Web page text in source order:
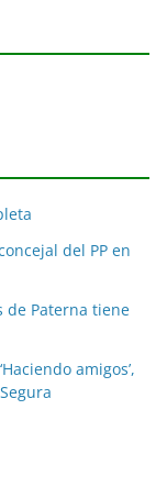
del PP en
de Paterna tiene
amigos’,